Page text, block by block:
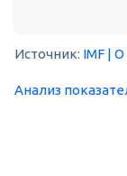
Источник: IMF |
Анализ